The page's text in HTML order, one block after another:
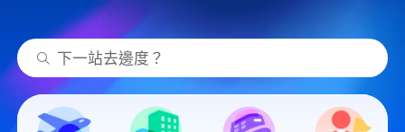
下一站去邊度？